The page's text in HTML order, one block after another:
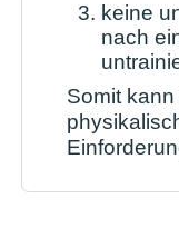
keine
nach
Somit